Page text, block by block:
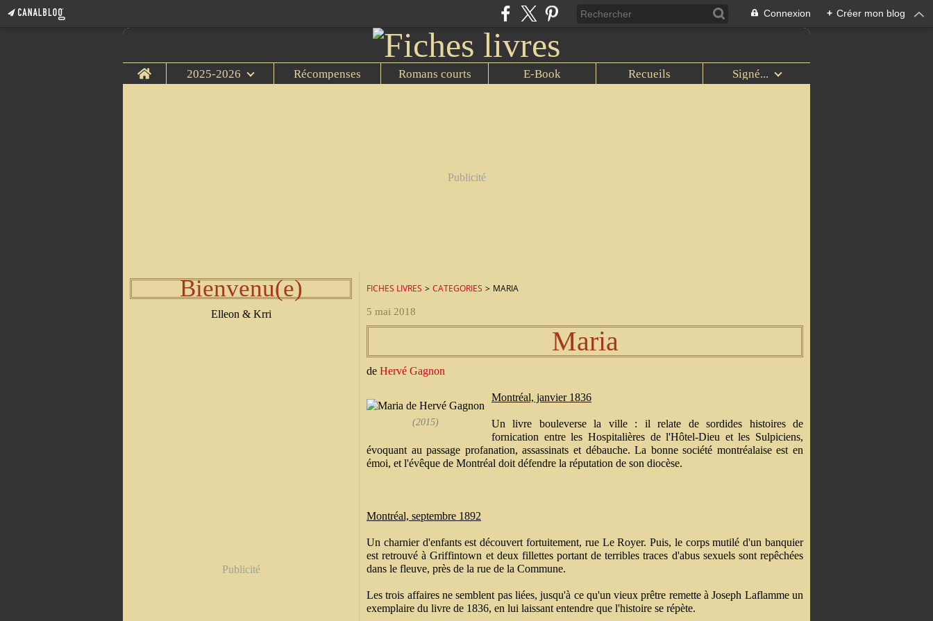
Connexion + Créer mon blog
Home 2025-2026 Récompenses Romans courts E-Book Recueils Signé...
Publicité
Bienvenu(e)
Elleon & Krri
Publicité
FICHES LIVRES > CATEGORIES > MARIA
5 mai 2018
Maria
de Hervé Gagnon
(2015)
Montréal, janvier 1836
Un livre bouleverse la ville : il relate de sordides histoires de
fornication entre les Hospitalières de l'Hôtel-Dieu et les Sulpiciens,
évoquant au passage profanation, assassinats et débauche. La bonne société montréalaise est en
émoi, et l'évêque de Montréal doit défendre la réputation de son diocèse.
Montréal, septembre 1892
Un charnier d'enfants est découvert fortuitement, rue Le Royer. Puis, le corps mutilé d'un banquier
est retrouvé à Griffintown et deux fillettes portant de terribles traces d'abus sexuels sont repêchées
dans le fleuve, près de la rue de la Commune.
Les trois affaires ne semblent pas liées, jusqu'à ce qu'un vieux prêtre remette à Joseph Laflamme un
exemplaire du livre de 1836, en lui laissant entendre que l'histoire se répète.